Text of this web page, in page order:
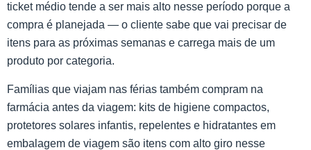
ticket médio tende a ser mais alto nesse período porque a
compra é planejada — o cliente sabe que vai precisar de
itens para as próximas semanas e carrega mais de um
produto por categoria.
Famílias que viajam nas férias também compram na
farmácia antes da viagem: kits de higiene compactos,
protetores solares infantis, repelentes e hidratantes em
embalagem de viagem são itens com alto giro nesse